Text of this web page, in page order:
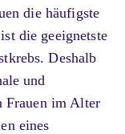
die häufigste
die geeignetste
Deshalb
und
Frauen im Alter
eines